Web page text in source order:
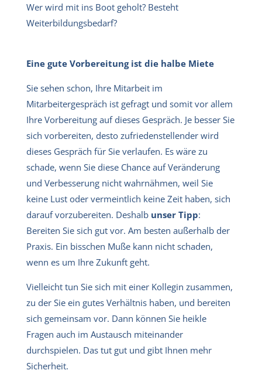
Wer wird mit ins Boot geholt? Besteht
Weiterbildungsbedarf?
Eine gute Vorbereitung ist die halbe Miete
Sie sehen schon, Ihre Mitarbeit im
Mitarbeitergespräch ist gefragt und somit vor allem
Ihre Vorbereitung auf dieses Gespräch. Je besser Sie
sich vorbereiten, desto zufriedenstellender wird
dieses Gespräch für Sie verlaufen. Es wäre zu
schade, wenn Sie diese Chance auf Veränderung
und Verbesserung nicht wahrnähmen, weil Sie
keine Lust oder vermeintlich keine Zeit haben, sich
darauf vorzubereiten. Deshalb unser Tipp:
Bereiten Sie sich gut vor. Am besten außerhalb der
Praxis. Ein bisschen Muße kann nicht schaden,
wenn es um Ihre Zukunft geht.
Vielleicht tun Sie sich mit einer Kollegin zusammen,
zu der Sie ein gutes Verhältnis haben, und bereiten
sich gemeinsam vor. Dann können Sie heikle
Fragen auch im Austausch miteinander
durchspielen. Das tut gut und gibt Ihnen mehr
Sicherheit.